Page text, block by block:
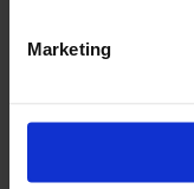
Marketing